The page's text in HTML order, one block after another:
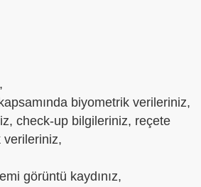
biyometrik verileriniz,
check-up bilgileriniz, reçete
verileriniz,
görüntü kaydınız,